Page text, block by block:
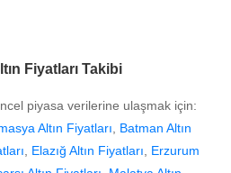
Fiyatları Takibi
piyasa verilerine ulaşmak için:
Altın Fiyatları
Batman Altın
Elazığ Altın Fiyatları
Erzurum